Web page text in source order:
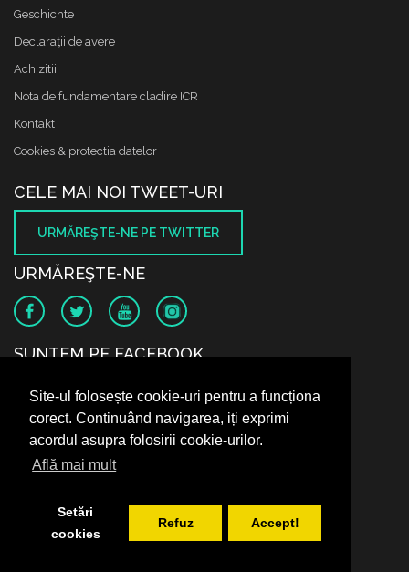
Site-ul folosește cookie-uri pentru a funcționa
corect. Continuând navigarea, iți exprimi
acordul asupra folosirii cookie-urilor.
Află mai mult
Setări
cookies
Refuz Accept!
Geschichte
Declaraţii de avere
Achizitii
Nota de fundamentare cladire ICR
Kontakt
Cookies & protectia datelor
CELE MAI NOI TWEET-URI
URMĂREŞTE-NE PE TWITTER
URMĂREŞTE-NE
SUNTEM PE FACEBOOK